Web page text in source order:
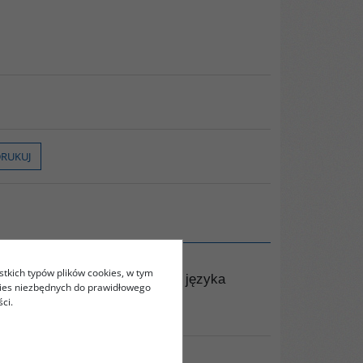
informacje o dziejach języka
typów plików cookies, w tym
niezbędnych do prawidłowego